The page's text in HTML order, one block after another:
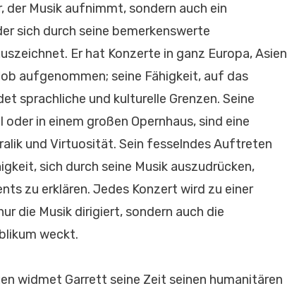
der Musik aufnimmt, sondern auch ein
sich durch seine bemerkenswerte
Er hat Konzerte in ganz Europa, Asien
aufgenommen; seine Fähigkeit, auf das
sprachliche und kulturelle Grenzen. Seine
in einem großen Opernhaus, sind eine
und Virtuosität. Sein fesselndes Auftreten
sich durch seine Musik auszudrücken,
zu erklären. Jedes Konzert wird zu einer
die Musik dirigiert, sondern auch die
weckt.
widmet Garrett seine Zeit seinen humanitären